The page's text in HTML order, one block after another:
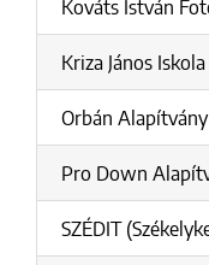
Kováts István
Kriza János
Orbán Alapítvány
Pro Down
SZÉDIT